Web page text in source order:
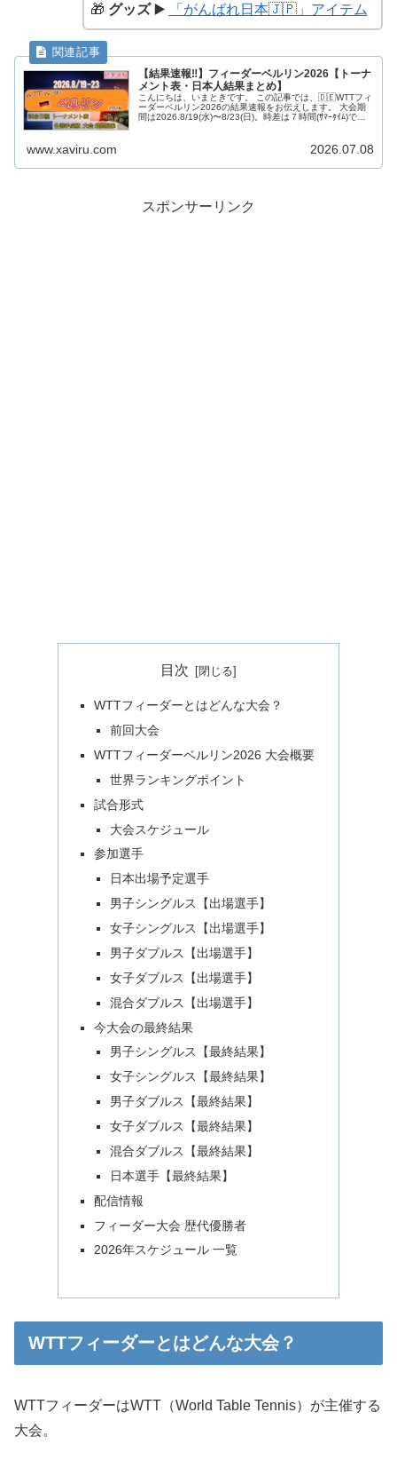
🎁 グッズ▶️ 「がんばれ日本🇯🇵」アイテム
【結果速報‼︎】フィーダーベルリン2026【トーナ
メント表・日本人結果まとめ】
こんにちは、いまときです。 この記事では、🇩🇪WTTフィ
ーダーベルリン2026の結果速報をお伝えします。 大会期
間は2026.8/19(水)〜8/23(日)。時差は７時間(ｻﾏｰﾀｲﾑ)で
www.xaviru.com 2026.07.08
スポンサーリンク
目次
WTTフィーダーとはどんな大会？
前回大会
WTTフィーダーベルリン2026 大会概要
世界ランキングポイント
試合形式
大会スケジュール
参加選手
日本出場予定選手
男子シングルス【出場選手】
女子シングルス【出場選手】
男子ダブルス【出場選手】
女子ダブルス【出場選手】
混合ダブルス【出場選手】
今大会の最終結果
男子シングルス【最終結果】
女子シングルス【最終結果】
男子ダブルス【最終結果】
女子ダブルス【最終結果】
混合ダブルス【最終結果】
日本選手【最終結果】
配信情報
フィーダー大会 歴代優勝者
2026年スケジュール 一覧
WTTフィーダーとはどんな大会？
WTTフィーダーはWTT（World Table Tennis）が主催する
大会。